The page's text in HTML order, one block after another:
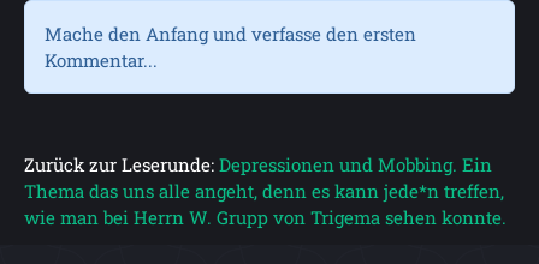
Mache den Anfang und verfasse den ersten
Kommentar...
Zurück zur Leserunde: Depressionen und Mobbing. Ein
Thema das uns alle angeht, denn es kann jede*n treffen,
wie man bei Herrn W. Grupp von Trigema sehen konnte.